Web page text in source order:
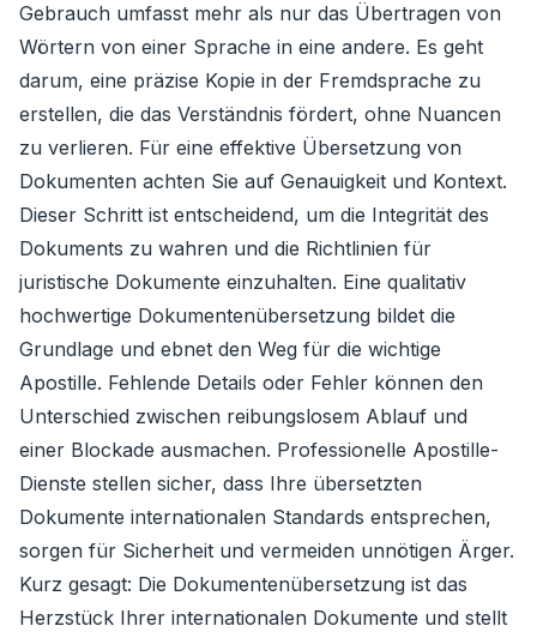
Gebrauch umfasst mehr als nur das Übertragen von
Wörtern von einer Sprache in eine andere. Es geht
darum, eine präzise Kopie in der Fremdsprache zu
erstellen, die das Verständnis fördert, ohne Nuancen
zu verlieren. Für eine effektive Übersetzung von
Dokumenten achten Sie auf Genauigkeit und Kontext.
Dieser Schritt ist entscheidend, um die Integrität des
Dokuments zu wahren und die Richtlinien für
juristische Dokumente einzuhalten. Eine qualitativ
hochwertige Dokumentenübersetzung bildet die
Grundlage und ebnet den Weg für die wichtige
Apostille. Fehlende Details oder Fehler können den
Unterschied zwischen reibungslosem Ablauf und
einer Blockade ausmachen. Professionelle Apostille-
Dienste stellen sicher, dass Ihre übersetzten
Dokumente internationalen Standards entsprechen,
sorgen für Sicherheit und vermeiden unnötigen Ärger.
Kurz gesagt: Die Dokumentenübersetzung ist das
Herzstück Ihrer internationalen Dokumente und stellt